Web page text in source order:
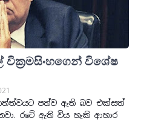
විශේෂ
පත්ව ඇති බව එක්සත්
රටේ ඇති විය හැකි ආහාර